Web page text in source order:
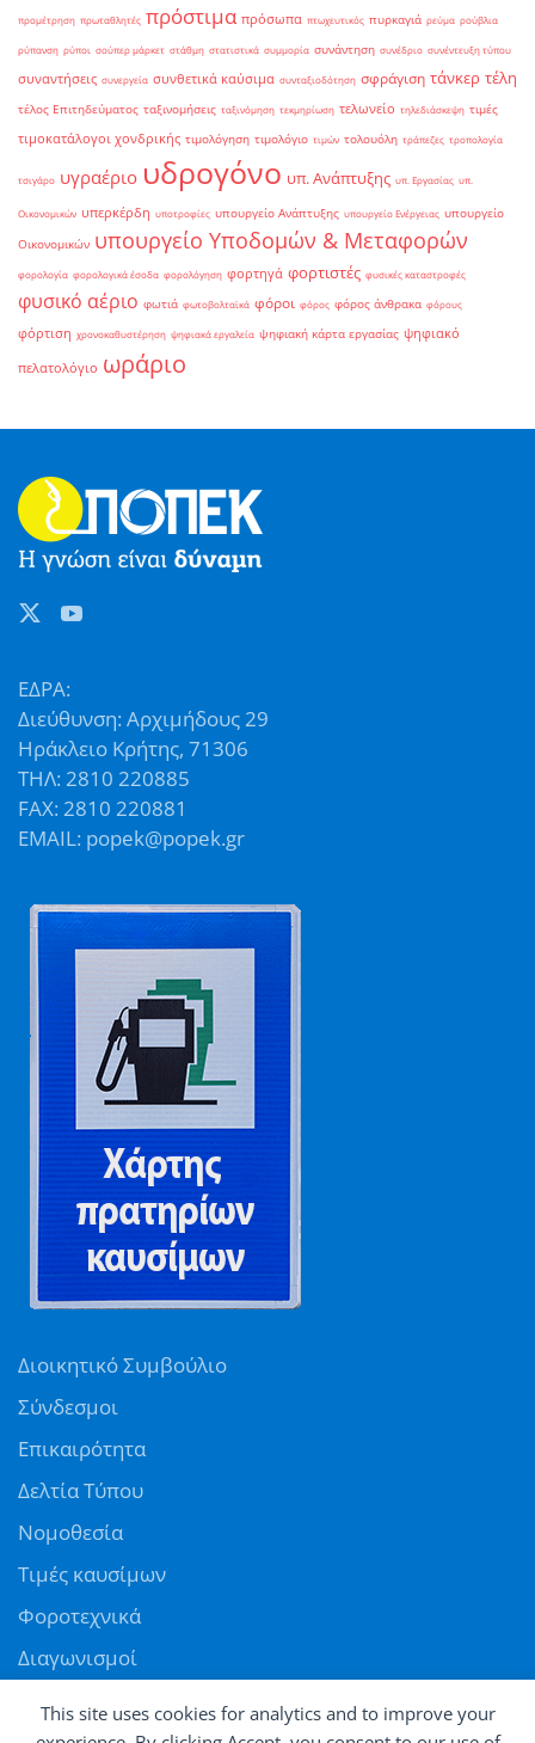
This site uses cookies for analytics and to improve your
προμέτρηση πρωταθλητές πρόστιμα πρόσωπα πτωχευτικός πυρκαγιά ρεύμα ρούβλια
ρύπανση ρύποι σούπερ μάρκετ στάθμη στατιστικά συμμορία συνάντηση συνέδριο συνέντευξη τύπου
συναντήσεις συνεργεία συνθετικά καύσιμα συνταξιοδότηση σφράγιση τάνκερ τέλη
τέλος Επιτηδεύματος ταξινομήσεις ταξινόμηση τεκμηρίωση τελωνείο τηλεδιάσκεψη τιμές
τιμοκατάλογοι χονδρικής τιμολόγηση τιμολόγιο τιμών τολουόλη τράπεζες τροπολογία
τσιγάρο υγραέριο υδρογόνο υπ. Ανάπτυξης υπ. Εργασίας υπ.
Οικονομικών υπερκέρδη υποτροφίες υπουργείο Ανάπτυξης υπουργείο Ενέργειας υπουργείο
Οικονομικών υπουργείο Υποδομών & Μεταφορών
φορολογία φορολογικά έσοδα φορολόγηση φορτηγά φορτιστές φυσικές καταστροφές
φυσικό αέριο φωτιά φωτοβολταϊκά φόροι φόρος φόρος άνθρακα φόρους
φόρτιση χρονοκαθυστέρηση ψηφιακά εργαλεία ψηφιακή κάρτα εργασίας ψηφιακό
πελατολόγιο ωράριο
ΕΔΡΑ:
Διεύθυνση: Αρχιμήδους 29
Ηράκλειο Κρήτης, 71306
ΤΗΛ: 2810 220885
FAX: 2810 220881
EMAIL: popek@popek.gr
Διοικητικό Συμβούλιο
Σύνδεσμοι
Επικαιρότητα
Δελτία Τύπου
Νομοθεσία
Τιμές καυσίμων
Φοροτεχνικά
Διαγωνισμοί
Αγγελίες